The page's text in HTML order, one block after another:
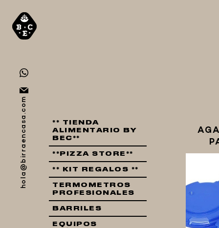
hola@birraencasa.com
** TIENDA
ALIMENTARIO BY
BEC**
**PIZZA STORE**
** KIT REGALOS **
TERMOMETROS
PROFESIONALES
BARRILES
EQUIPOS